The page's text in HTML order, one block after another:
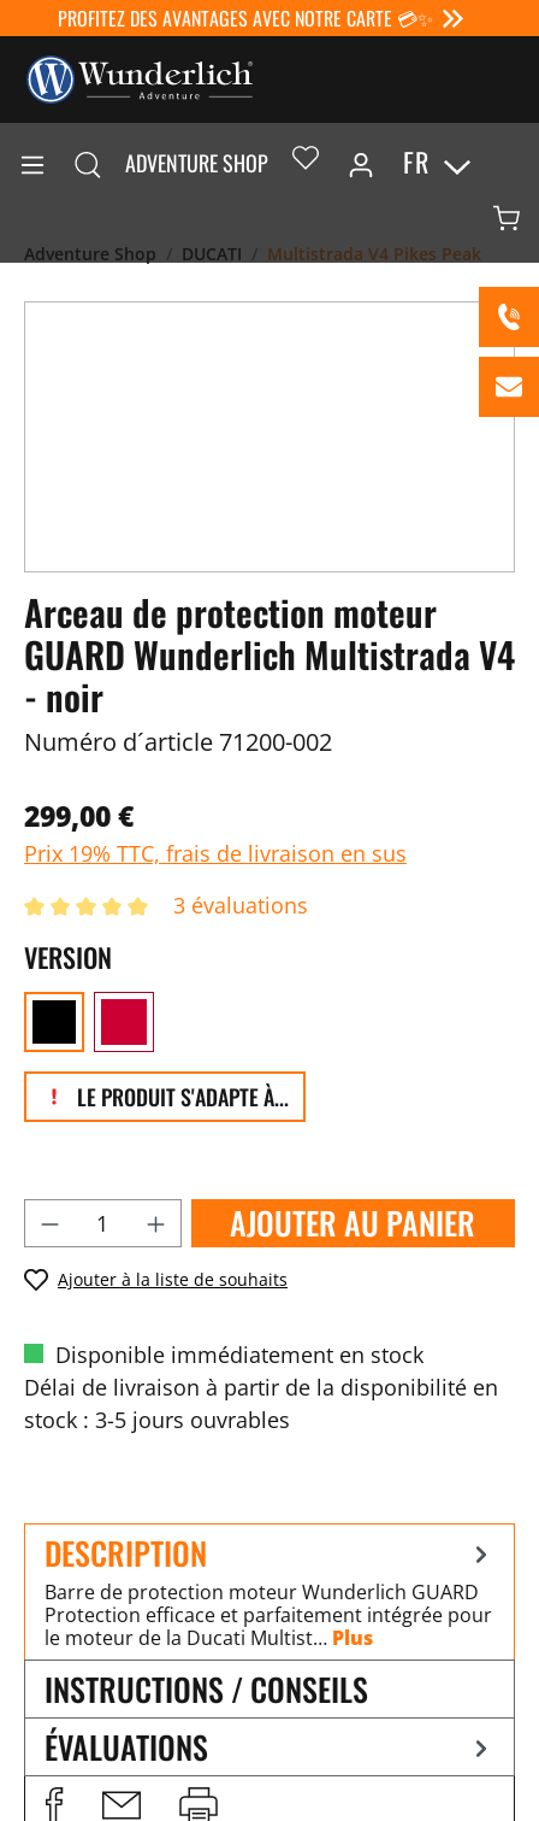
PROFITEZ DES AVANTAGES AVEC NOTRE CARTE 💳✨
ADVENTURE SHOP FR
Adventure Shop DUCATI Multistrada V4 Pikes Peak
Arceau de protection moteur
GUARD Wunderlich Multistrada V4
- noir
Numéro d´article 71200-002
299,00 €
Prix 19% TTC, frais de livraison en sus
3 évaluations
VERSION
LE PRODUIT S'ADAPTE À...
AJOUTER AU PANIER
Ajouter à la liste de souhaits
Disponible immédiatement en stock
Délai de livraison à partir de la disponibilité en
stock : 3-5 jours ouvrables
DESCRIPTION
Barre de protection moteur Wunderlich GUARD
Protection efficace et parfaitement intégrée pour
le moteur de la Ducati Multist… Plus
INSTRUCTIONS / CONSEILS
ÉVALUATIONS